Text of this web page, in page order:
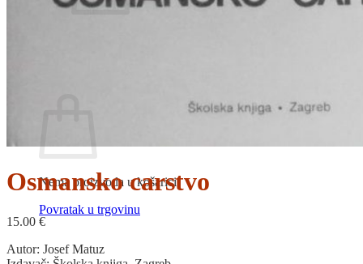
Nema proizvoda u košarici
Povratak u trgovinu
Osmansko carstvo
15.00 €
Autor: Josef Matuz